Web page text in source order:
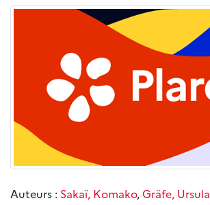
Auteurs : Sakaï, Komako,Gräfe, Ursula